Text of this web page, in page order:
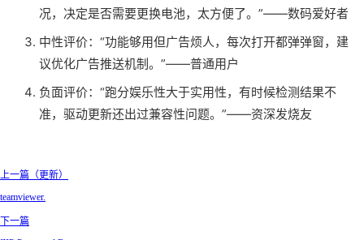
况，决定是否需要更换电池，太方便了。”——数码爱好者
中性评价：“功能够用但广告烦人，每次打开都弹弹窗，建
议优化广告推送机制。”——普通用户
负面评价：“跑分娱乐性大于实用性，有时候检测结果不
准，驱动更新还出过兼容性问题。”——资深发烧友
上一篇（更新）
teamviewer.
下一篇